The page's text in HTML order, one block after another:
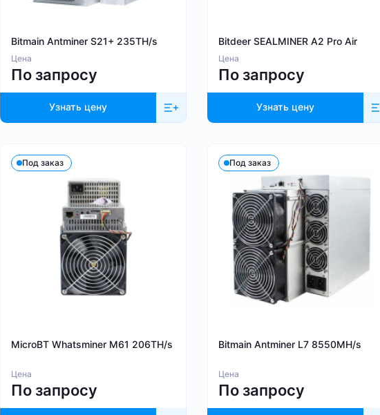
Bitmain Antminer S21+ 235TH/s
Цена
По запросу
Узнать цену
Bitdeer SEALMINER A2 Pro Air
Цена
По запросу
Узнать цену
Под заказ
MicroBT Whatsminer M61 206TH/s
Цена
По запросу
Под заказ
Bitmain Antminer L7 8550MH/s
Цена
По запросу